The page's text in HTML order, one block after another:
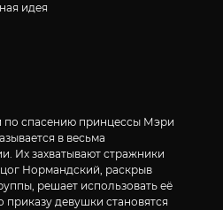
идея
по спасению принцессы Мэри
в весьма
Их захватывают стражники
Нормандский, раскрыв
решает использовать её
приказу девушки становятся